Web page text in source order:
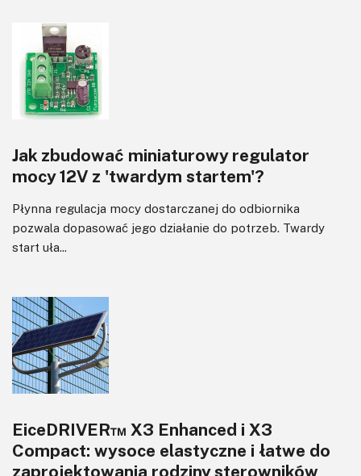
Jak zbudować miniaturowy regulator
mocy 12V z 'twardym startem'?
Płynna regulacja mocy dostarczanej do odbiornika
pozwala dopasować jego działanie do potrzeb. Twardy
start uła...
EiceDRIVER™ X3 Enhanced i X3
Compact: wysoce elastyczne i łatwe do
zaprojektowania rodziny sterowników